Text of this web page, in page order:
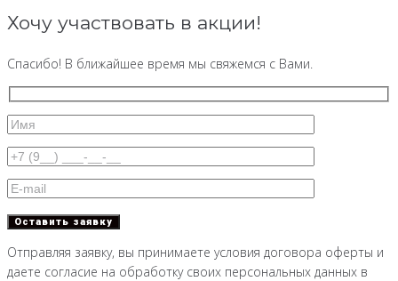
Хочу участвовать в акции!
Спасибо! В ближайшее время мы свяжемся с Вами.
Отправляя заявку, вы принимаете условия договора оферты и
даете согласие на обработку своих персональных данных в